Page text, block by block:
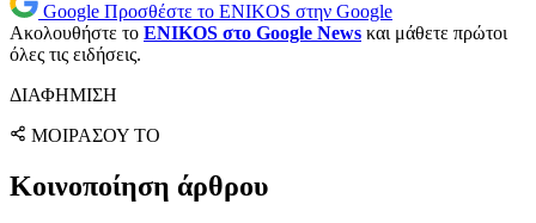
Google Προσθέστε το ENIKOS στην Google
Ακολουθήστε το ENIKOS στο Google News και μάθετε πρώτοι
όλες τις ειδήσεις.
ΔΙΑΦΗΜΙΣΗ
ΜΟΙΡΑΣΟΥ ΤΟ
Κοινοποίηση άρθρου